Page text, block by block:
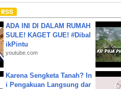
ADA INI DI DALAM RUMAH
SULE! KAGET GUE! #Dibal
ikPintu
youtube.com
Karena Sengketa Tanah? In
i Pengakuan Langsung dar